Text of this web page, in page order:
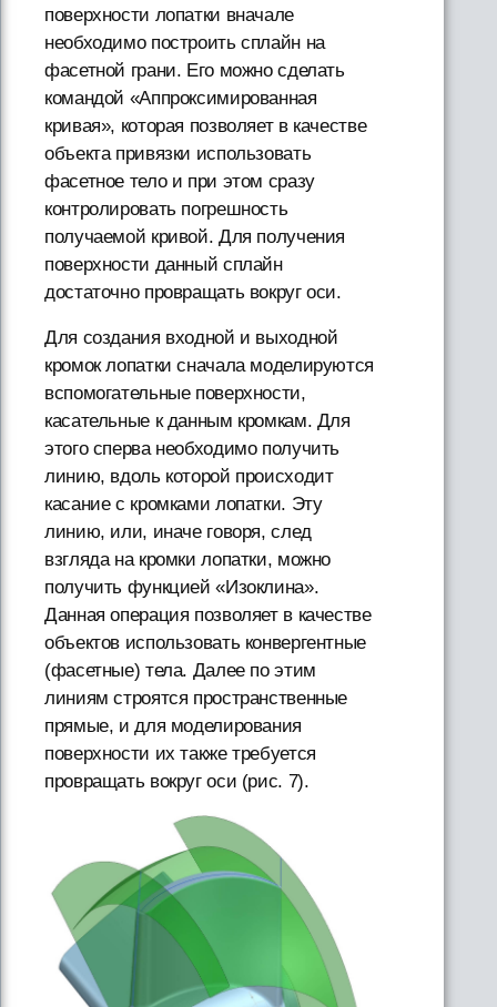
поверхности лопатки вначале
необходимо построить сплайн на
фасетной грани. Его можно сделать
командой «Аппроксимированная
кривая», которая позволяет в качестве
объекта привязки использовать
фасетное тело и при этом сразу
контролировать погрешность
получаемой кривой. Для получения
поверхности данный сплайн
достаточно провращать вокруг оси.
Для coздания входной и выходной
кромок лопатки сначала моделируются
вспомогательные поверхности,
касательные к данным кромкам. Для
этого сперва необходимо получить
линию, вдоль которой происходит
касание с кромками лопатки. Эту
линию, или, иначе говоря, след
взгляда на кромки лопатки, можно
получить функцией «Изоклина».
Данная операция позволяет в качестве
объектов использовать конвергентные
(фасетные) тела. Далее по этим
линиям строятся пространственные
прямые, и для моделирования
поверхности их также требуется
провращать вокруг оси (рис. 7).